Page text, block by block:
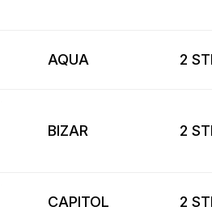
AQUA 2
BIZAR 2
CAPITOL 2